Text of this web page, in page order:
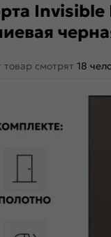
Invisible
товар смотрят 18